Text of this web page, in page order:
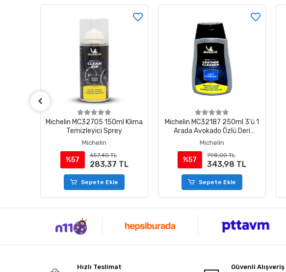
Michelin MC32705 150ml Klima
Temizleyici Sprey
Michelin
%57
657,40 TL
283,37 TL
Sepete Ekle
Michelin MC32187 250ml 3’ü 1
Arada Avokado Özlü Deri
Temizleme ve Bakım Losyonu
Michelin
%57
798,00 TL
343,98 TL
Sepete Ekle
Hızlı Teslimat Güvenli Alışveriş